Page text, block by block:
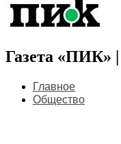
Газета «ПИК»
Главное
Общество